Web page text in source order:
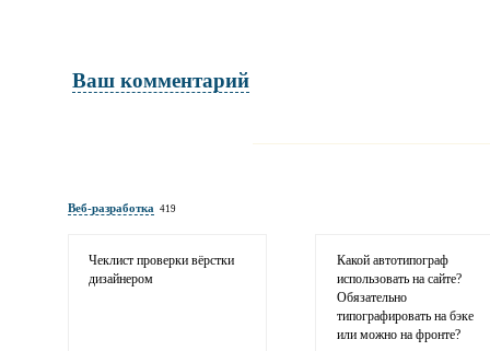
Ваш комментарий
Веб-разработка 419
Чеклист проверки вёрстки
дизайнером
Какой автотипограф
использовать на сайте?
Обязательно
типографировать на бэке
или можно на фронте?